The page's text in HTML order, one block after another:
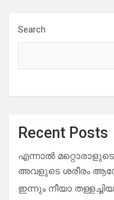
Search
Recent Posts
എന്നാൽ
അവളുടെ ശരീരം
ഇന്നും നീയാ